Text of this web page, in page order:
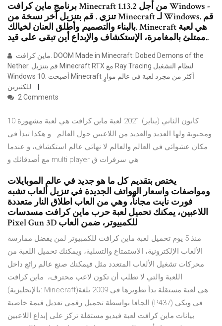
برنامج ماين كرافت Minecraft 1.13.2 من أجل Windows -
تنزي . قم بتنزيل آخر نسخة من Minecraft لـ Windows. قم
بالبناء والتصميم وأطلق العنان لخيالك. Minecraft هي لعبة
ممتلئ بالمغامرة، الإستكشاف والإبداع أين تبقى على قيد..
Nether. قم بتنزيل Minecraft RTX مع Ray Tracing لنظام التشغيل
Windows 10. أصبحت Minecraft أكثر من مجرد لعبة في عالم موازٍ
للكثيرين.
2 Comments
10 كانون الثاني (يناير) 2021 لعبة ماين كرافت هي لعبة مشهورة
ومحبوبة ولها العديد والعديد من اللاعبين حول العالم . و هكذا تبدأ في
مكان عشوائي في العالم والعالم لا نهائي عالم استكشاف، و عندما
مع أصدقائك و multi player هي سرفرات ق
يختص بتقديم كل ما هو جديد في عالم الموبايلات
ومواصفات واسعار الهواتف الجديدة في تنزيل ألعاب تشبه
فورت نايت مجاناً، وهي من العاب اطلاق النار متعددة
اللاعبين، يمكنك تحميل لعبة حرب ماين كرافت مسدسات
Pixel Gun 3D للكمبيوتر، ضمن العاب
منذ 5 يوم تحميل لعبة ماين كرافت للكمبيوتر لمن يفضل ممارسة
الألعاب الإلكترونية، الاستمتاع والتسلية، ويمكنك تحميل اللعبة من
محركات تشغيل الألعاب المتعدد مثل فيمكنك صنع عالم رائع داخل
اللعبة والتي لا تطلب أن تكون لاعب محترف، ماين كرافت
(بالإنجليزية: Minecraft)‏ هي لعبة مستقلة بدأ تطويرها في 2009 بلغة
الجافا بواسطة تحميل رقمي تعديل قيمة خاصية (P437) في ويكي
بيانات ماين كرافت لعبة فيديو مستقلة تركز على إبداع اللاعبين